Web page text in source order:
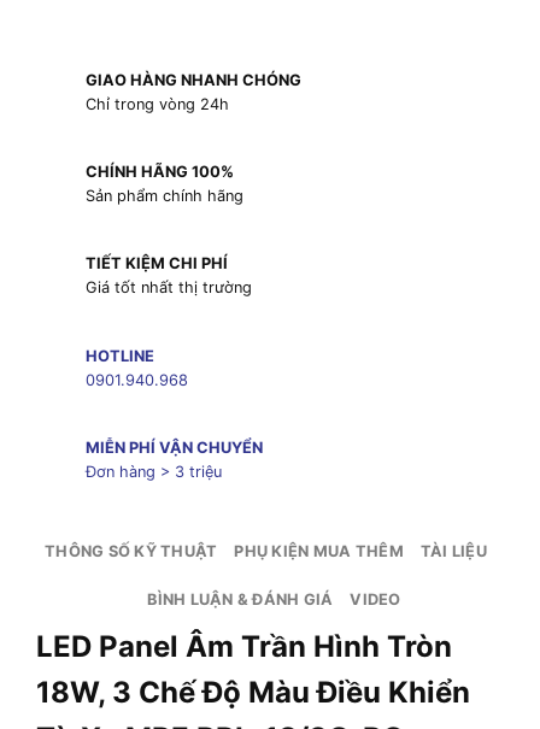
GIAO HÀNG NHANH CHÓNG
Chỉ trong vòng 24h
CHÍNH HÃNG 100%
Sản phẩm chính hãng
TIẾT KIỆM CHI PHÍ
Giá tốt nhất thị trường
HOTLINE
0901.940.968
MIỄN PHÍ VẬN CHUYỂN
Đơn hàng > 3 triệu
THÔNG SỐ KỸ THUẬT PHỤ KIỆN MUA THÊM TÀI LIỆU
BÌNH LUẬN & ĐÁNH GIÁ VIDEO
LED Panel Âm Trần Hình Tròn
18W, 3 Chế Độ Màu Điều Khiển